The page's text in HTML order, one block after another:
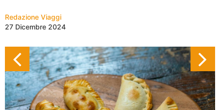
Redazione Viaggi
27 Dicembre 2024